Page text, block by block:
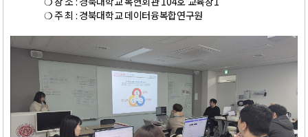
❍ 주 최 : 경북대학교 데이터융복합연구원